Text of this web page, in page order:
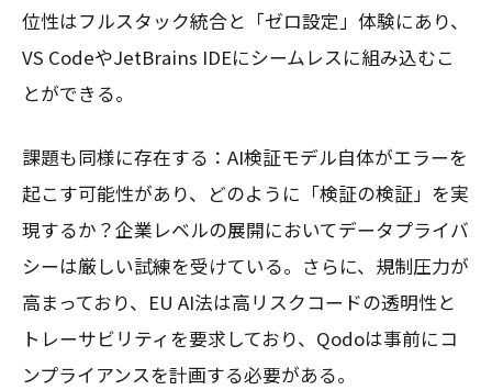
位性はフルスタック統合と「ゼロ設定」体験にあり、
VS CodeやJetBrains IDEにシームレスに組み込むこ
とができる。
課題も同様に存在する：AI検証モデル自体がエラーを
起こす可能性があり、どのように「検証の検証」を実
現するか？企業レベルの展開においてデータプライバ
シーは厳しい試練を受けている。さらに、規制圧力が
高まっており、EU AI法は高リスクコードの透明性と
トレーサビリティを要求しており、Qodoは事前にコ
ンプライアンスを計画する必要がある。